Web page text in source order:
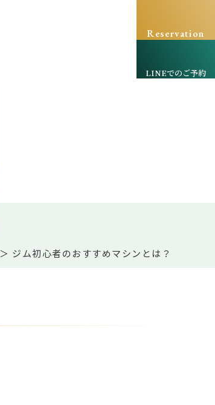
Reservation
LINEでのご予約
＞ ジム初心者のおすすめマシンとは？